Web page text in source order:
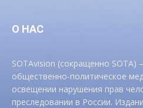
О НАС
SOTAvision (сокращенно SOTA)
общественно-политическое
освещении нарушения прав
преследовании в России.